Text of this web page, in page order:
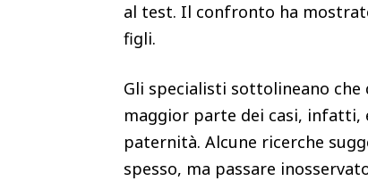
al test. Il confronto ha
figli.
Gli specialisti sottolineano
maggior parte dei casi, infatti,
paternità. Alcune ricerche
spesso, ma passare